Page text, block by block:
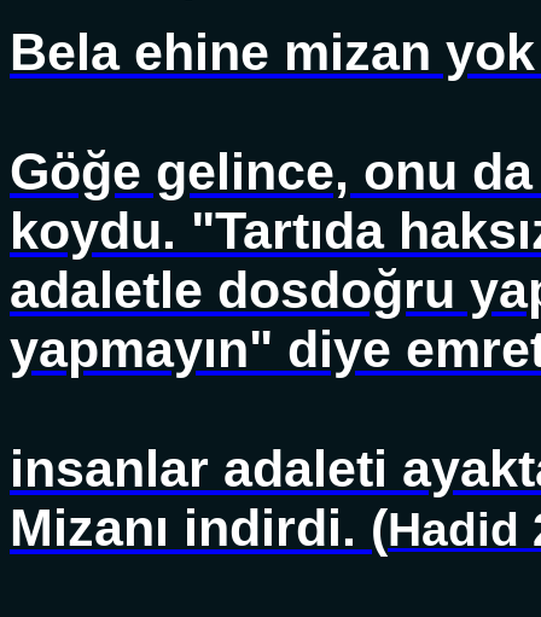
Bela ehine mizan
Göğe gelince, onu
koydu. "Tartıda
adaletle dosdoğru
yapmayın" diye
insanlar adaleti
Mizanı indirdi. (Hadid